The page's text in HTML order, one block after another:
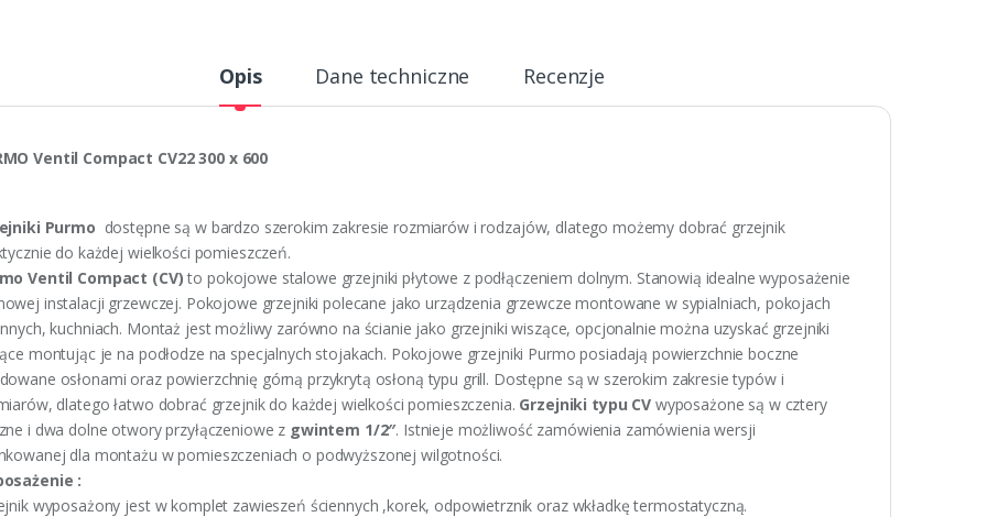
Opis Dane techniczne Recenzje
Ventil Compact CV22 300 x 600
Purmo dostępne są w bardzo szerokim zakresie rozmiarów i rodzajów, dlatego możemy dobrać grzejnik
do każdej wielkości pomieszczeń.
Ventil Compact (CV)to pokojowe stalowe grzejniki płytowe z podłączeniem dolnym. Stanowią idealne wyposażenie
instalacji grzewczej. Pokojowe grzejniki polecane jako urządzenia grzewcze montowane w sypialniach, pokojach
kuchniach. Montaż jest możliwy zarówno na ścianie jako grzejniki wiszące, opcjonalnie można uzyskać grzejniki
montując je na podłodze na specjalnych stojakach. Pokojowe grzejniki Purmo posiadają powierzchnie boczne
osłonami oraz powierzchnię górną przykrytą osłoną typu grill. Dostępne są w szerokim zakresie typów i
dlatego łatwo dobrać grzejnik do każdej wielkości pomieszczenia. Grzejniki typu CV wyposażone są w cztery
i dwa dolne otwory przyłączeniowe z gwintem 1/2″. Istnieje możliwość zamówienia zamówienia wersji
dla montażu w pomieszczeniach o podwyższonej wilgotności.
:
wyposażony jest w komplet zawieszeń ściennych ,korek, odpowietrznik oraz wkładkę termostatyczną.